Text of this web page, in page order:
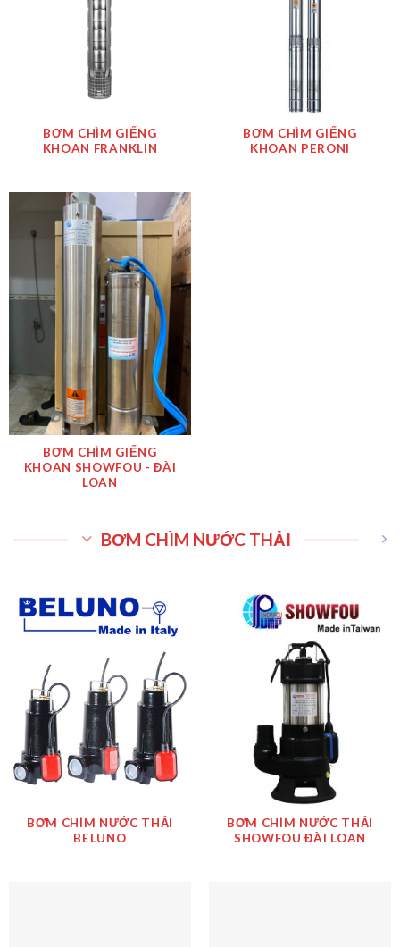
BƠM CHÌM GIẾNG
KHOAN FRANKLIN
BƠM CHÌM GIẾNG
KHOAN PERONI
BƠM CHÌM GIẾNG
KHOAN SHOWFOU - ĐÀI
LOAN
BƠM CHÌM NƯỚC THẢI
BƠM CHÌM NƯỚC THẢI
BELUNO
BƠM CHÌM NƯỚC THẢI
SHOWFOU ĐÀI LOAN